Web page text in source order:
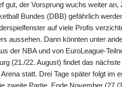
gut, der Vorsprung wuchs weiter an,
Bundes (DBB) gefährlich
auf viele Profis
aussehen. Dann könnten unter
der NBA und von EuroLeague-
(21./22. August) findet das
statt. Drei Tage später folgt im